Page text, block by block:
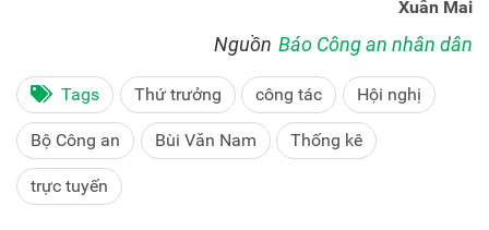
Xuân Mai
Nguồn Báo Công an nhân dân
Tags Thứ trưởng công tác Hội nghị
Bộ Công an Bùi Văn Nam Thống kê
trực tuyến